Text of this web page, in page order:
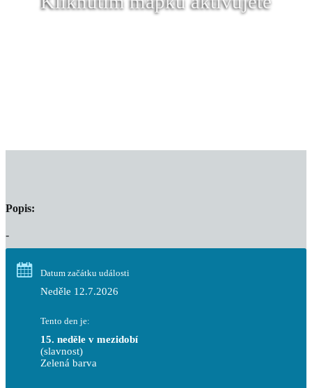
Popis:
-
Datum začátku události
Neděle 12.7.2026
Tento den je:
15. neděle v mezidobí
(slavnost)
Zelená barva